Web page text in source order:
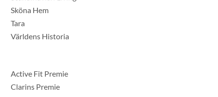
Sköna Hem
Tara
Världens Historia
Active Fit Premie
Clarins Premie